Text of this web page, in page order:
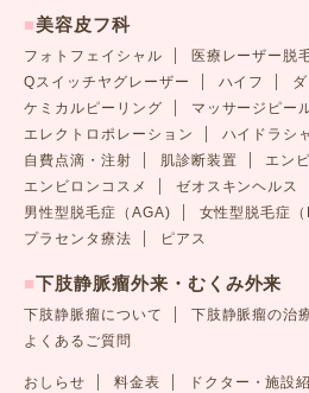
■美容皮フ科
フォトフェイシャル 医療レーザー脱
Qスイッチヤグレーザー
ハイフ
ケミカルピーリング
マッサージピー
エレクトロポレーション
ハイドラシ
自費点滴・注射
肌診断装置
エン
エンビロンコスメ
ゼオスキンヘルス
男性型脱毛症（AGA)
女性型脱毛症
プラセンタ療法
ピアス
■下肢静脈瘤外来・むくみ外来
下肢静脈瘤について 下肢静脈瘤の治
よくあるご質問
おしらせ 料金表 ドクター・施設